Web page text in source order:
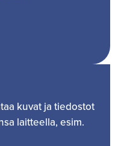
kuvat ja tiedostot
laitteella, esim.